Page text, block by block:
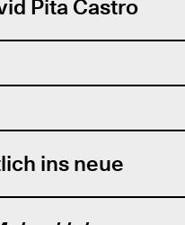
Pita Castro
ins neue